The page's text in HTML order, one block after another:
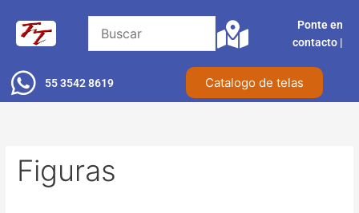
contenido
Ponte en
contacto |​
55 3542 8619 Catalogo de telas
Figuras